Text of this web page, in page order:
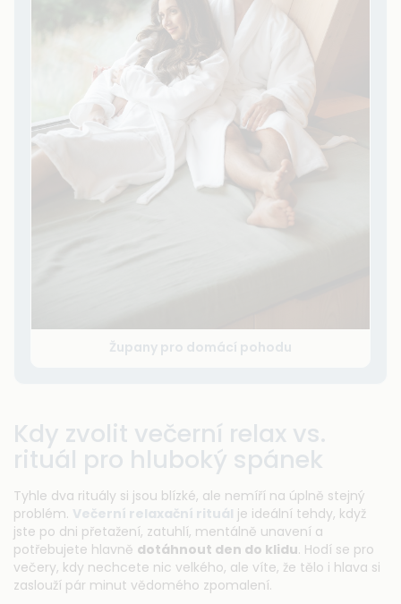
Župany pro domácí pohodu
Kdy zvolit večerní relax vs.
rituál pro hluboký spánek
Tyhle dva rituály si jsou blízké, ale nemíří na úplně stejný
problém. Večerní relaxační rituál je ideální tehdy, když
jste po dni přetažení, zatuhlí, mentálně unavení a
potřebujete hlavně dotáhnout den do klidu. Hodí se pro
večery, kdy nechcete nic velkého, ale víte, že tělo i hlava si
zaslouží pár minut vědomého zpomalení.